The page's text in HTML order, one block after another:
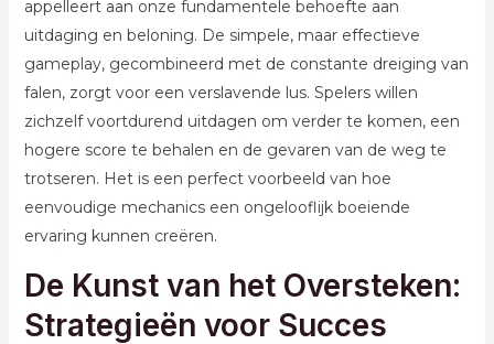
appelleert aan onze fundamentele behoefte aan
uitdaging en beloning. De simpele, maar effectieve
gameplay, gecombineerd met de constante dreiging van
falen, zorgt voor een verslavende lus. Spelers willen
zichzelf voortdurend uitdagen om verder te komen, een
hogere score te behalen en de gevaren van de weg te
trotseren. Het is een perfect voorbeeld van hoe
eenvoudige mechanics een ongelooflijk boeiende
ervaring kunnen creëren.
De Kunst van het Oversteken:
Strategieën voor Succes